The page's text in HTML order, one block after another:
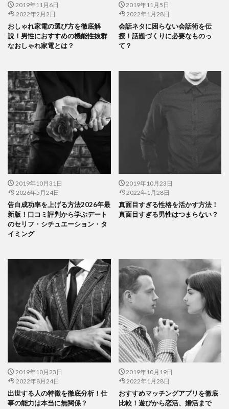
2019年11月6日
2022年2月2日
おしゃれ家電の選び方を徹底解
説！男性におすすめの機能性抜群
なおしゃれ家電とは？
2019年11月5日
2022年1月28日
会話ネタに困らない会話術を伝
授！話題づくりに必要なものっ
て？
2019年10月31日
2026年5月24日
告白成功率を上げる方法2026年最
新版！口コミ評判から学ぶデート
のセリフ・シチュエーション・タ
イミング
2019年10月23日
2022年1月28日
真面目すぎる性格を活かす方法！
真面目すぎる男性はつまらない？
2019年10月23日
2022年8月24日
出世する人の特徴を徹底分析！仕
事の能力は本当に無関係？
2019年10月19日
2022年1月28日
おすすめマッチングアプリを徹底
比較！遊びから恋活、婚活まで